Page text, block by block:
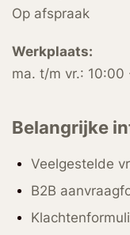
Op afspraak
Werkplaats:
ma. t/m vr.: 10:00
Belangrijke
Veelgestelde
B2B